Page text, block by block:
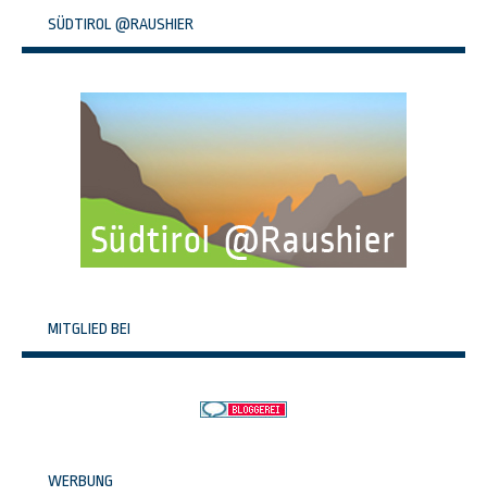
SÜDTIROL @RAUSHIER
MITGLIED BEI
WERBUNG